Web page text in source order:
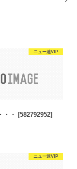
ニュー速VIP
・・ [582792952]
ニュー速VIP